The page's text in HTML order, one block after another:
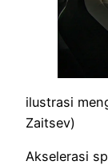
ilustrasi
Zaitsev)
Akselerasi